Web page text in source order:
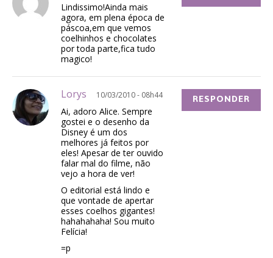
Lindissimo!Ainda mais
agora, em plena época de
páscoa,em que vemos
coelhinhos e chocolates
por toda parte,fica tudo
magico!
Lorys 10/03/2010 - 08h44
Ai, adoro Alice. Sempre
gostei e o desenho da
Disney é um dos
melhores já feitos por
eles! Apesar de ter ouvido
falar mal do filme, não
vejo a hora de ver!
O editorial está lindo e
que vontade de apertar
esses coelhos gigantes!
hahahahaha! Sou muito
Felícia!
=p
RESPONDER